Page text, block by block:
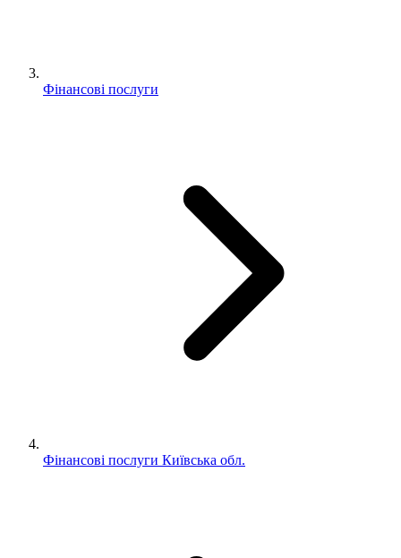
Фінансові послуги
Фінансові послуги Київська обл.